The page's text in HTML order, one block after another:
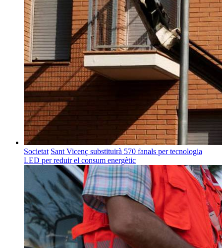
Societat Sant Vicenç substituirà 570 fanals per tecnologia
LED per reduir el consum energètic